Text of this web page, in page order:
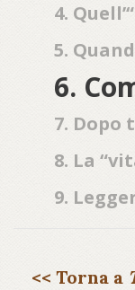
8. La
9.
<< Torna a